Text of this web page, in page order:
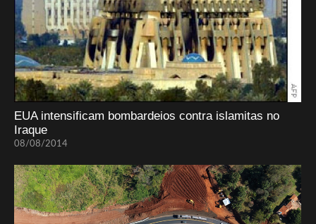
EUA intensificam bombardeios contra islamitas no
Iraque
08/08/2014